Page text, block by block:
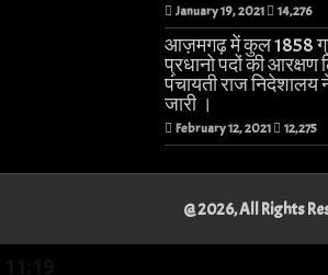
January 19, 2021 14,276
आज़मगढ़ में कुल 1858
प्रधानो पदों की आरक्षण
पंचायती राज निदेशालय
जारी ।
February 12, 2021 12,275
@ 2026, All Rights